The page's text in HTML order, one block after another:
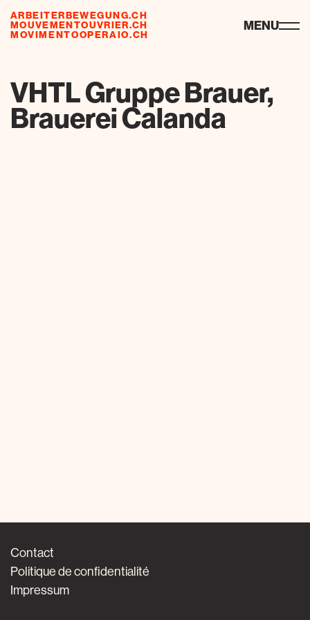
ARBEITERBEWEGUNG.CH
MOUVEMENTOUVRIER.CH
MOVIMENTOOPERAIO.CH
ressources MENU
VHTL Gruppe Brauer,
Brauerei Calanda
Contact
Politique de confidentialité
Impressum